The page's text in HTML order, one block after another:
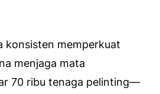
konsisten memperkuat
menjaga mata
70 ribu tenaga pelinting—